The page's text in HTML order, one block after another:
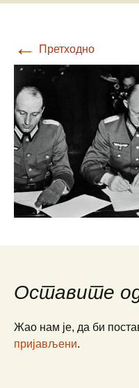
← Претходно
Оставите
Жао нам је, да би
пријављени.